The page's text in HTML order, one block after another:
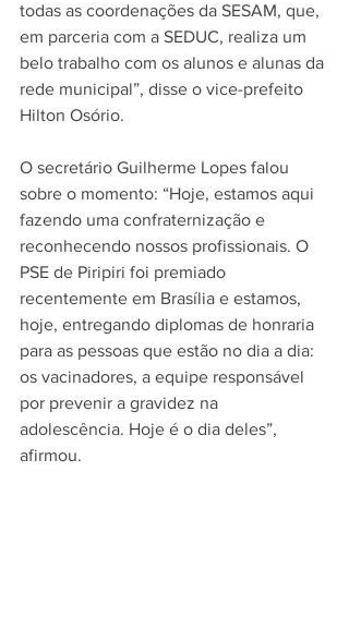
todas as coordenações da SESAM, que,
em parceria com a SEDUC, realiza um
belo trabalho com os alunos e alunas da
rede municipal”, disse o vice-prefeito
Hilton Osório.
O secretário Guilherme Lopes falou
sobre o momento: “Hoje, estamos aqui
fazendo uma confraternização e
reconhecendo nossos profissionais. O
PSE de Piripiri foi premiado
recentemente em Brasília e estamos,
hoje, entregando diplomas de honraria
para as pessoas que estão no dia a dia:
os vacinadores, a equipe responsável
por prevenir a gravidez na
adolescência. Hoje é o dia deles”,
afirmou.